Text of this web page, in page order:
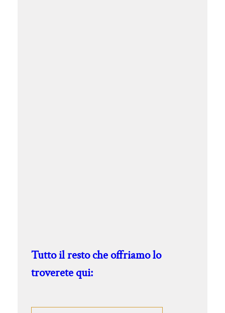
Tutto il resto che offriamo lo
troverete qui: